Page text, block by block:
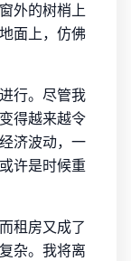
外的树梢上
面上，仿佛
行。尽管我
得越来越令
济波动，一
许是时候重
租房又成了
杂。我将离